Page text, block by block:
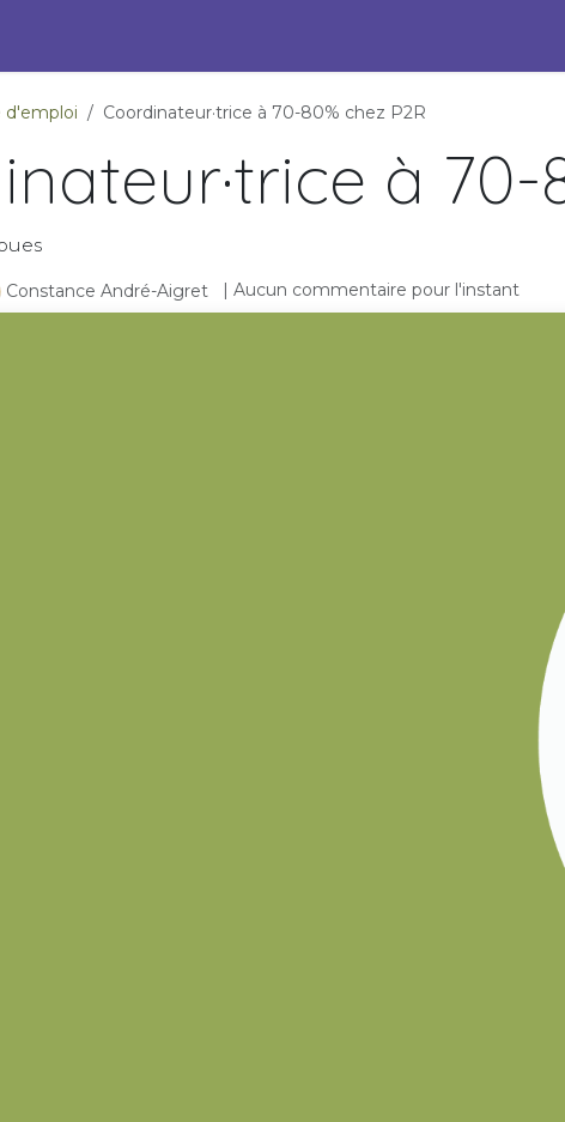
d'emploi Coordinateur·trice à 70-80% chez P2R
à 70-
Constance André-Aigret | Aucun commentaire pour l'instant